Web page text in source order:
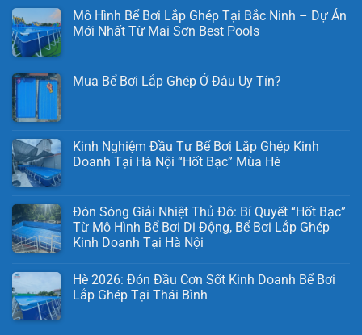
Mô Hình Bể Bơi Lắp Ghép Tại Bắc Ninh – Dự Án
Mới Nhất Từ Mai Sơn Best Pools
Mua Bể Bơi Lắp Ghép Ở Đâu Uy Tín?
Kinh Nghiệm Đầu Tư Bể Bơi Lắp Ghép Kinh
Doanh Tại Hà Nội “Hốt Bạc” Mùa Hè
Đón Sóng Giải Nhiệt Thủ Đô: Bí Quyết “Hốt Bạc”
Từ Mô Hình Bể Bơi Di Động, Bể Bơi Lắp Ghép
Kinh Doanh Tại Hà Nội
Hè 2026: Đón Đầu Cơn Sốt Kinh Doanh Bể Bơi
Lắp Ghép Tại Thái Bình